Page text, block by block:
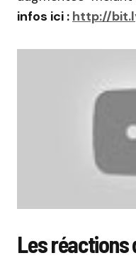
infos ici : http://
Les réactions